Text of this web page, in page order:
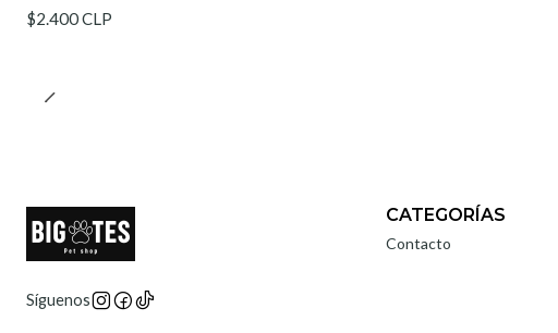
$2.400 CLP
Síguenos
CATEGORÍAS
Contacto